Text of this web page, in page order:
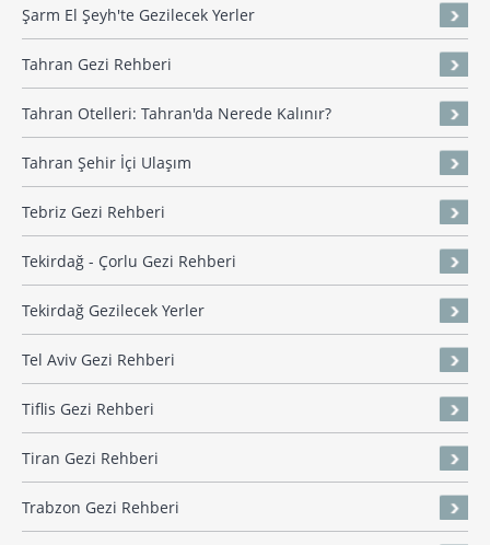
Şarm El Şeyh'te Gezilecek Yerler
Tahran Gezi Rehberi
Tahran Otelleri: Tahran'da Nerede Kalınır?
Tahran Şehir İçi Ulaşım
Tebriz Gezi Rehberi
Tekirdağ - Çorlu Gezi Rehberi
Tekirdağ Gezilecek Yerler
Tel Aviv Gezi Rehberi
Tiflis Gezi Rehberi
Tiran Gezi Rehberi
Trabzon Gezi Rehberi